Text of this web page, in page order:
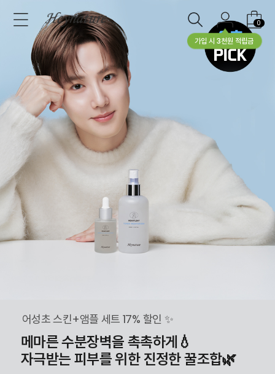
가입 시 3천원 적립금
0
어성초 스킨+앰플 세트 17% 할인 ✨
메마른 수분장벽을 촉촉하게💧
자극받는 피부를 위한 진정한 꿀조합🌿